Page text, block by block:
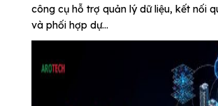
công cụ hỗ trợ quản lý dữ liệu, kết nối
và phối hợp dự...